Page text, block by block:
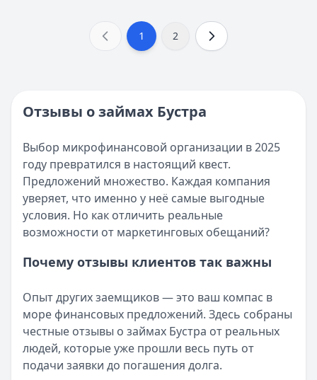
1 2
Отзывы о займах Бустра
Выбор микрофинансовой организации в 2025
году превратился в настоящий квест.
Предложений множество. Каждая компания
уверяет, что именно у неё самые выгодные
условия. Но как отличить реальные
возможности от маркетинговых обещаний?
Почему отзывы клиентов так важны
Опыт других заемщиков — это ваш компас в
море финансовых предложений. Здесь собраны
честные отзывы о займах Бустра от реальных
людей, которые уже прошли весь путь от
подачи заявки до погашения долга.